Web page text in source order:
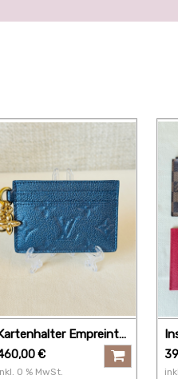
Empreinte
blue
€
0 % MwSt.